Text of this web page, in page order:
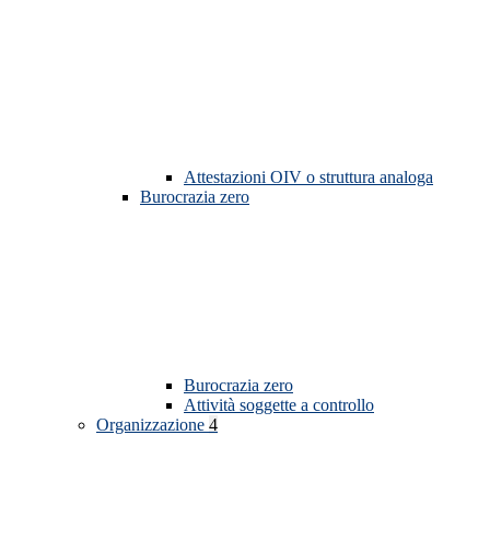
Attestazioni OIV o struttura analoga
Burocrazia zero
Burocrazia zero
Attività soggette a controllo
Organizzazione 4